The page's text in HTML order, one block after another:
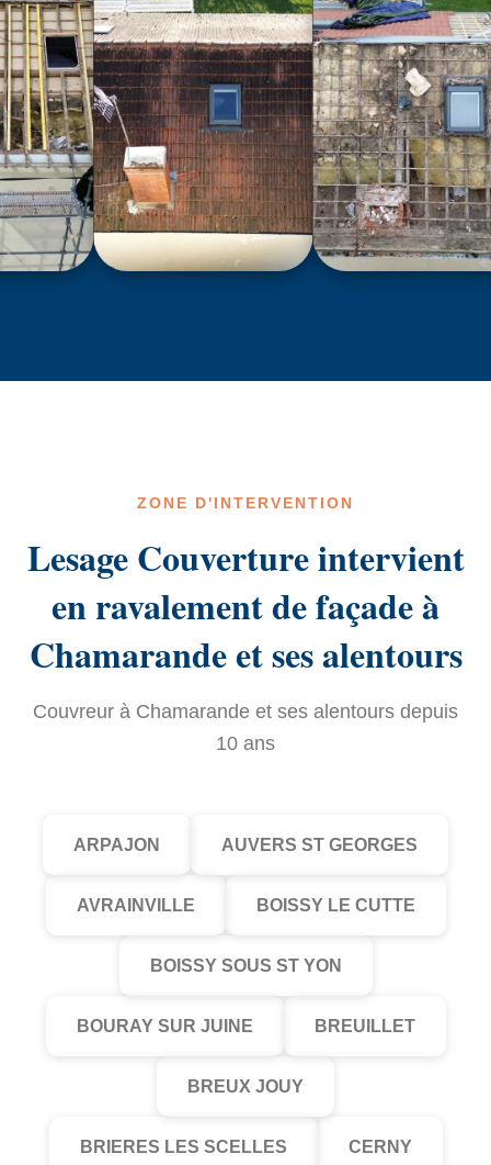
ZONE D'INTERVENTION
Lesage Couverture intervient
en ravalement de façade à
Chamarande et ses alentours
Couvreur à Chamarande et ses alentours depuis
10 ans
ARPAJON AUVERS ST GEORGES
AVRAINVILLE BOISSY LE CUTTE
BOISSY SOUS ST YON
BOURAY SUR JUINE BREUILLET
BREUX JOUY
BRIERES LES SCELLES CERNY